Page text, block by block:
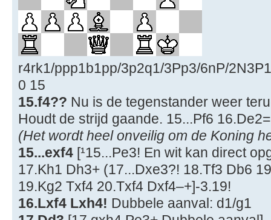
r4rk1/ppp1b1pp/3p2q1/3Pp3/6nP/
0 15
15.f4?? Nu is de tegenstander weer
Houdt de strijd gaande. 15...Pf6
(Het wordt heel onveilig om de Koning
15...exf4 [¹15...Pe3! En wit kan direct
17.Kh1 Dh3+ (17...Dxe3?! 18.Tf3 Db6
19.Kg2 Txf4 20.Txf4 Dxf4–+]-3.19!
16.Lxf4 Lxh4! Dubbele aanval: d1/g1